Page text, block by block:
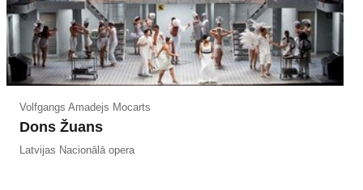
Volfgangs Amadejs Mocarts
Dons Žuans
Latvijas Nacionālā opera